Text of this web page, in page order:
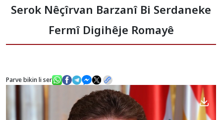
Cîgirên Serok
Stafê Serokatiyê
Sazî
Serok Nêçîrvan Barzanî Bi Serdaneke
Fermî Digihêje Romayê
Parve bikin li ser